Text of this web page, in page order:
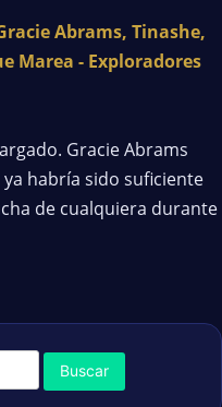
Abrams, Tinashe,
Marea - Exploradores
Gracie Abrams
habría sido suficiente
de cualquiera durante